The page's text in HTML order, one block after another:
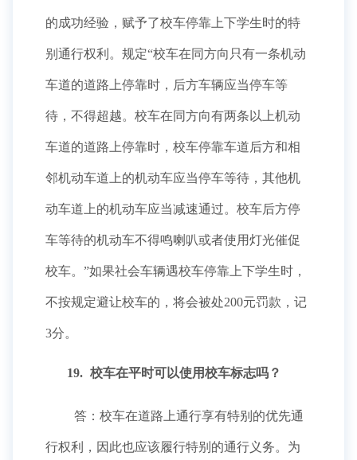
的成功经验，赋予了校车停靠上下学生时的特
别通行权利。规定“校车在同方向只有一条机动
车道的道路上停靠时，后方车辆应当停车等
待，不得超越。校车在同方向有两条以上机动
车道的道路上停靠时，校车停靠车道后方和相
邻机动车道上的机动车应当停车等待，其他机
动车道上的机动车应当减速通过。校车后方停
车等待的机动车不得鸣喇叭或者使用灯光催促
校车。”如果社会车辆遇校车停靠上下学生时，
不按规定避让校车的，将会被处200元罚款，记
3分。
19. 校车在平时可以使用校车标志吗？
答：校车在道路上通行享有特别的优先通
行权利，因此也应该履行特别的通行义务。为